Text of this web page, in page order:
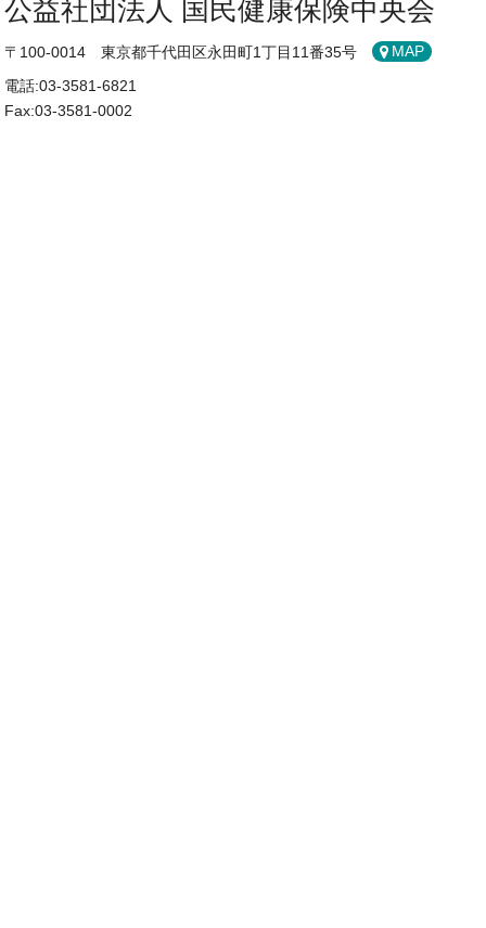
公益社団法人 国民健康保険中央会
〒100-0014 東京都千代田区永田町1丁目11番35号
MAP
電話:03-3581-6821
Fax:03-3581-0002